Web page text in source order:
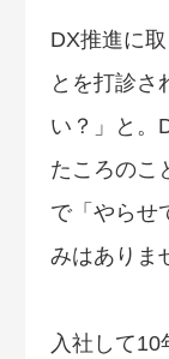
DX推進に
とを打診さ
い？」と。
たころのこ
で「やらせ
みはありま
入社して